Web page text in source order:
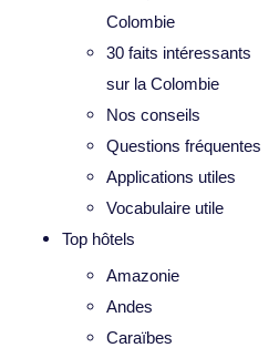
Colombie
30 faits intéressants
sur la Colombie
Nos conseils
Questions fréquentes
Applications utiles
Vocabulaire utile
Top hôtels
Amazonie
Andes
Caraïbes